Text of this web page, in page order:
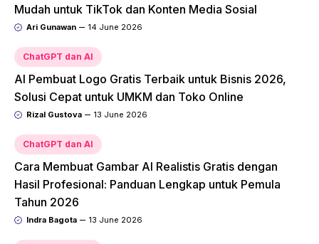
Mudah untuk TikTok dan Konten Media Sosial
Ari Gunawan 14 June 2026
ChatGPT dan AI
AI Pembuat Logo Gratis Terbaik untuk Bisnis 2026,
Solusi Cepat untuk UMKM dan Toko Online
Rizal Gustova 13 June 2026
ChatGPT dan AI
Cara Membuat Gambar AI Realistis Gratis dengan
Hasil Profesional: Panduan Lengkap untuk Pemula
Tahun 2026
Indra Bagota 13 June 2026